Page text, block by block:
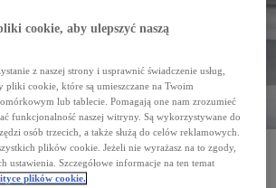
we Francji wdrożyła pionierską, bezemisyjną kabinę lakierniczą
ciepła oraz pompy ciepła. Pozwoliło to zmniejszy roczną
emisję CO2o 1000 t
cookie, aby ulepszyć naszą
z naszej strony i usprawnić świadczenie usług,
pliki cookie, które są umieszczane na Twoim
lub tablecie. Pomagają one nam zrozumieć
funkcjonalność naszej witryny. Są wykorzystywane do
osób trzecich, a także służą do celów reklamowych.
plików cookie. Jeżeli nie wyrażasz na to zgody,
ustawienia. Szczegółowe informacje na ten temat
plików cookie.